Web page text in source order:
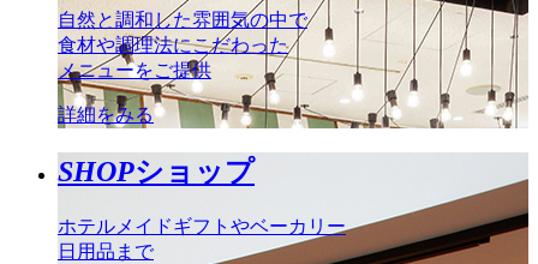
自然と調和した雰囲気の中で
食材や調理法にこだわった
メニューをご提供
詳細をみる
SHOPショップ
ホテルメイドギフトやベーカリー
日用品まで